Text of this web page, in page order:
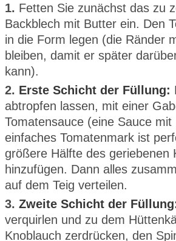
1. Fetten Sie zunächst das zu
Backblech mit Butter ein. Den
in die Form legen (die Ränder
bleiben, damit er später
kann).
2. Erste Schicht der Füllung:
abtropfen lassen, mit einer
Tomatensauce (eine Sauce mit
einfaches Tomatenmark ist
größere Hälfte des geriebenen
hinzufügen. Dann alles
auf dem Teig verteilen.
3. Zweite Schicht der
verquirlen und zu dem
Knoblauch zerdrücken, den